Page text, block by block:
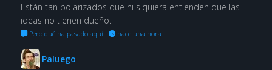
Están tan polarizados que ni siquiera entienden que las
ideas no tienen dueño.
Pero qué ha pasado aquí· hace una hora
Paluego